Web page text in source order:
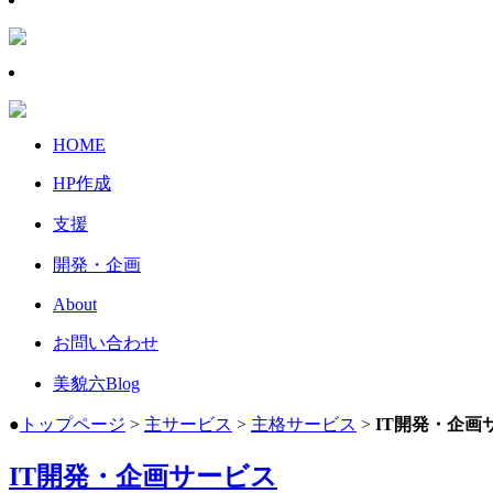
HOME
HP作成
支援
開発・企画
About
お問い合わせ
美貌六Blog
● トップページ > 主サービス > 主格サービス > IT開発・企画
IT開発・企画サービス